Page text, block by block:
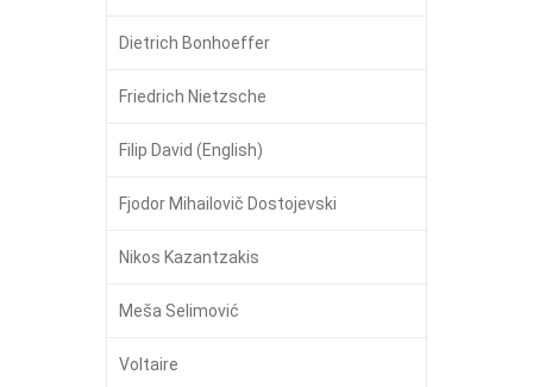
Dietrich Bonhoeffer
Friedrich Nietzsche
Filip David (English)
Fjodor Mihailovič Dostojevski
Nikos Kazantzakis
Meša Selimović
Voltaire